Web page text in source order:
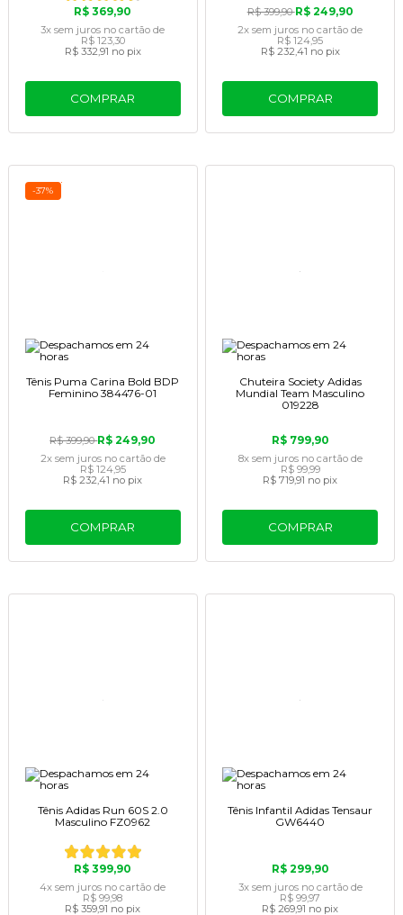
R$ 369,90
3x sem juros no cartão de
R$ 123,30
R$ 332,91 no pix
COMPRAR
R$ 399,90R$ 249,90
2x sem juros no cartão de
R$ 124,95
R$ 232,41 no pix
COMPRAR
-37%
Tênis Puma Carina Bold BDP
Feminino 384476-01
R$ 399,90R$ 249,90
2x sem juros no cartãode
R$ 124,95
R$ 232,41 no pix
COMPRAR
Chuteira Society Adidas
Mundial Team Masculino
019228
R$ 799,90
8x sem juros no cartãode
R$ 99,99
R$ 719,91 no pix
COMPRAR
Tênis Adidas Run 60S 2.0
Masculino FZ0962
R$ 399,90
4x sem juros no cartão de
R$ 99,98
R$ 359,91 no pix
Tênis Infantil Adidas Tensaur
GW6440
R$ 299,90
3x sem juros no cartãode
R$ 99,97
R$ 269,91 no pix